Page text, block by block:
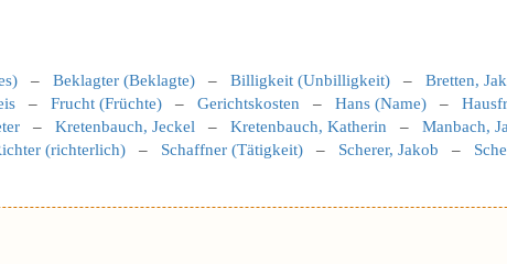
– Beklagter (Beklagte) – Billigkeit (Unbilligkeit) – Bretten,
– Frucht (Früchte) – Gerichtskosten – Hans (Name) –
– Kretenbauch, Jeckel – Kretenbauch, Katherin – Manbach,
(richterlich) – Schaffner (Tätigkeit) – Scherer, Jakob –